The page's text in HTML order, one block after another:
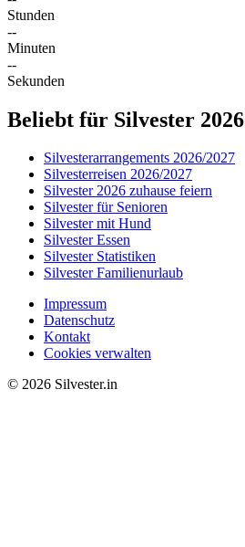
Stunden
--
Minuten
--
Sekunden
Beliebt für Silvester 2026
Silvesterarrangements 2026/2027
Silvesterreisen 2026/2027
Silvester 2026 zuhause feiern
Silvester für Senioren
Silvester mit Hund
Silvester Essen
Silvester Statistiken
Silvester Familienurlaub
Impressum
Datenschutz
Kontakt
Cookies verwalten
© 2026 Silvester.in